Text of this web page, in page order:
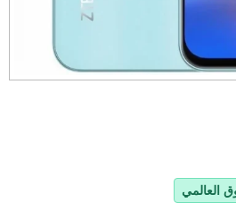
العالمي